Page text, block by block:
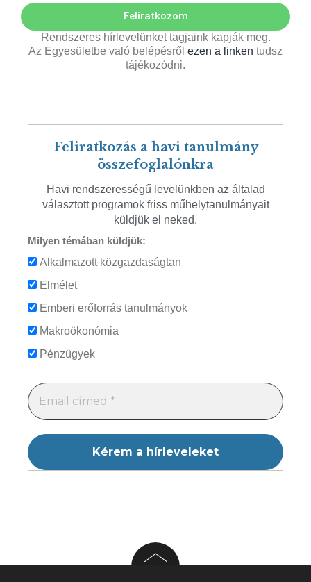
Feliratkozom
Rendszeres hírlevelünket tagjaink kapják meg.
Az Egyesületbe való belépésről ezen a linken tudsz
tájékozódni.
Feliratkozás a havi tanulmány
összefoglalónkra
Havi rendszerességű levelünkben az általad
választott programok friss műhelytanulmányait
küldjük el neked.
Milyen témában küldjük:
Alkalmazott közgazdaságtan
Elmélet
Emberi erőforrás tanulmányok
Makroökonómia
Pénzügyek